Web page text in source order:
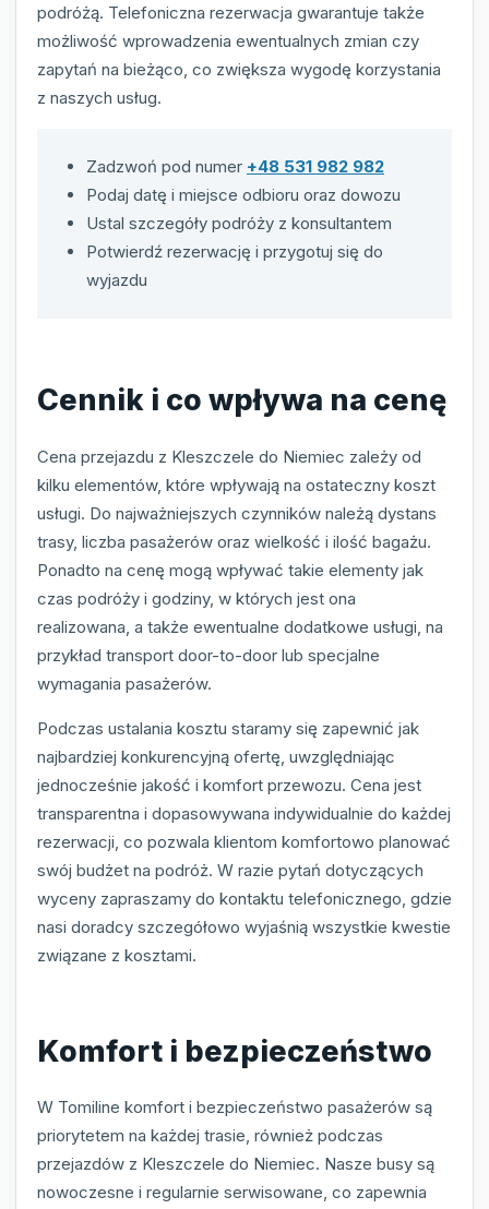
podróżą. Telefoniczna rezerwacja gwarantuje także
możliwość wprowadzenia ewentualnych zmian czy
zapytań na bieżąco, co zwiększa wygodę korzystania
z naszych usług.
Zadzwoń pod numer +48 531 982 982
Podaj datę i miejsce odbioru oraz dowozu
Ustal szczegóły podróży z konsultantem
Potwierdź rezerwację i przygotuj się do
wyjazdu
Cennik i co wpływa na cenę
Cena przejazdu z Kleszczele do Niemiec zależy od
kilku elementów, które wpływają na ostateczny koszt
usługi. Do najważniejszych czynników należą dystans
trasy, liczba pasażerów oraz wielkość i ilość bagażu.
Ponadto na cenę mogą wpływać takie elementy jak
czas podróży i godziny, w których jest ona
realizowana, a także ewentualne dodatkowe usługi, na
przykład transport door-to-door lub specjalne
wymagania pasażerów.
Podczas ustalania kosztu staramy się zapewnić jak
najbardziej konkurencyjną ofertę, uwzględniając
jednocześnie jakość i komfort przewozu. Cena jest
transparentna i dopasowywana indywidualnie do każdej
rezerwacji, co pozwala klientom komfortowo planować
swój budżet na podróż. W razie pytań dotyczących
wyceny zapraszamy do kontaktu telefonicznego, gdzie
nasi doradcy szczegółowo wyjaśnią wszystkie kwestie
związane z kosztami.
Komfort i bezpieczeństwo
W Tomiline komfort i bezpieczeństwo pasażerów są
priorytetem na każdej trasie, również podczas
przejazdów z Kleszczele do Niemiec. Nasze busy są
nowoczesne i regularnie serwisowane, co zapewnia